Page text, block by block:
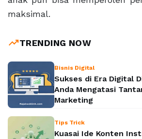
maksimal.
trending_upTRENDING NOW
Bisnis Digital
Sukses di Era Digital
Anda Mengatasi
Marketing
Tips Trick
Kuasai Ide Konten